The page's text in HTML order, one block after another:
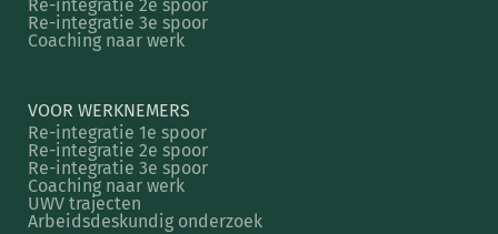
Re-integratie 2e spoor
Re-integratie 3e spoor
Coaching naar werk
VOOR WERKNEMERS
Re-integratie 1e spoor
Re-integratie 2e spoor
Re-integratie 3e spoor
Coaching naar werk
UWV trajecten
Arbeidsdeskundig onderzoek